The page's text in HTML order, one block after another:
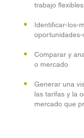
trabajo flexibles
Identificar-los-
oportunidades-
Comparar y
o mercado
Generar una
las tarifas y la
mercado que